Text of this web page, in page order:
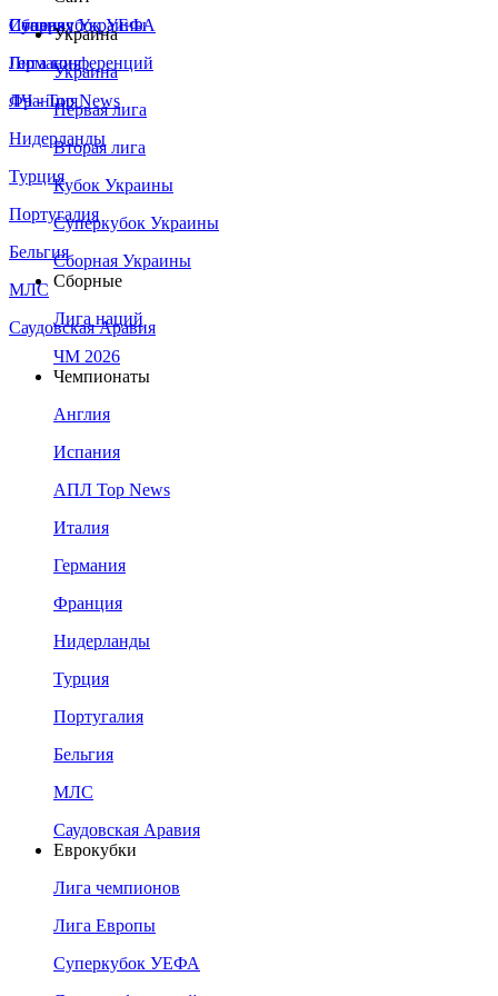
Сборная Украины
Италия
Германия
Франция
Нидерланды
Турция
Португалия
Бельгия
МЛС
Саудовская Аравия
Суперкубок УЕФА
Лига конференций
ЛЧ - Top News
Украина
Украина
Первая лига
Вторая лига
Кубок Украины
Суперкубок Украины
Сборная Украины
Сборные
Лига наций
ЧМ 2026
Чемпионаты
Англия
Испания
АПЛ Top News
Италия
Германия
Франция
Нидерланды
Турция
Португалия
Бельгия
МЛС
Саудовская Аравия
Еврокубки
Лига чемпионов
Лига Европы
Суперкубок УЕФА